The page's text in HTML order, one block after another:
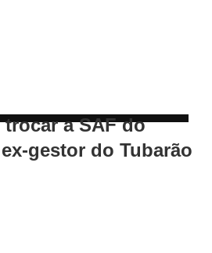
a SAF do
gestor do Tubarão